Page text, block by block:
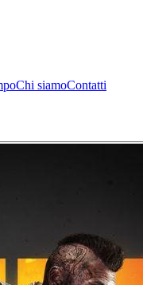
Chi siamoContatti